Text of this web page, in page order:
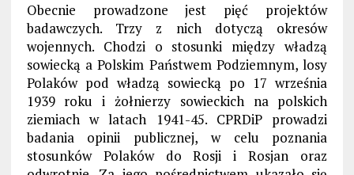
Obecnie prowadzone jest pięć projektów
badawczych. Trzy z nich dotyczą okresów
wojennych. Chodzi o stosunki między władzą
sowiecką a Polskim Państwem Podziemnym, losy
Polaków pod władzą sowiecką po 17 września
1939 roku i żołnierzy sowieckich na polskich
ziemiach w latach 1941-45. CPRDiP prowadzi
badania opinii publicznej, w celu poznania
stosunków Polaków do Rosji i Rosjan oraz